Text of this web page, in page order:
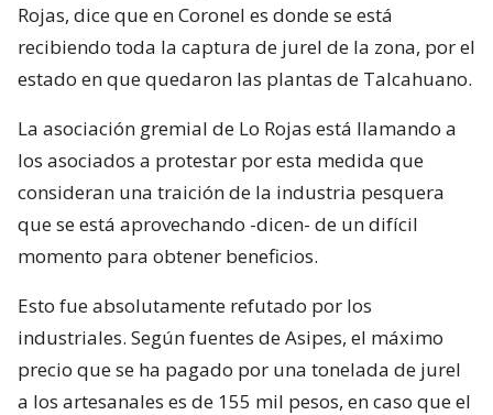
Rojas, dice que en Coronel es donde se está
recibiendo toda la captura de jurel de la zona, por el
estado en que quedaron las plantas de Talcahuano.
La asociación gremial de Lo Rojas está llamando a
los asociados a protestar por esta medida que
consideran una traición de la industria pesquera
que se está aprovechando -dicen- de un difícil
momento para obtener beneficios.
Esto fue absolutamente refutado por los
industriales. Según fuentes de Asipes, el máximo
precio que se ha pagado por una tonelada de jurel
a los artesanales es de 155 mil pesos, en caso que el